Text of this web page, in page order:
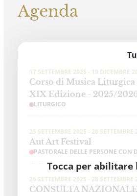
Agenda
Tocca per abilitare
17 SETTEMBRE 2025 - 19 DICEMBRE
Corso di Musica
XIX Edizione - 2025/
LITURGICO
25 SETTEMBRE 2025 - 28 SETTEMBRE
Aut Art Festival
PASTORALE DELLE PERSONE CON
26 SETTEMBRE 2025 - 28 SETTEMBRE
CONSULTA